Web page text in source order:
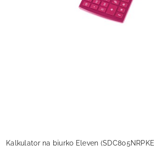
Kalkulator na biurko Eleven